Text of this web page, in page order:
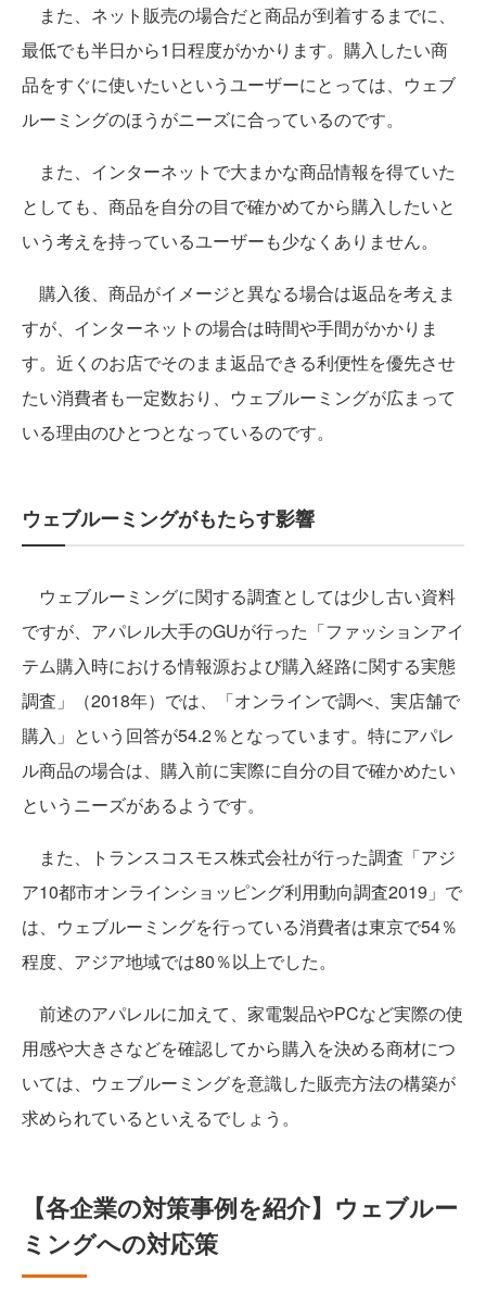
また、ネット販売の場合だと商品が到着するまでに、
最低でも半日から1日程度がかかります。購入したい商
品をすぐに使いたいというユーザーにとっては、ウェブ
ルーミングのほうがニーズに合っているのです。
また、インターネットで大まかな商品情報を得ていた
としても、商品を自分の目で確かめてから購入したいと
いう考えを持っているユーザーも少なくありません。
購入後、商品がイメージと異なる場合は返品を考えま
すが、インターネットの場合は時間や手間がかかりま
す。近くのお店でそのまま返品できる利便性を優先させ
たい消費者も一定数おり、ウェブルーミングが広まって
いる理由のひとつとなっているのです。
ウェブルーミングがもたらす影響
ウェブルーミングに関する調査としては少し古い資料
ですが、アパレル大手のGUが行った「ファッションアイ
テム購入時における情報源および購入経路に関する実態
調査」（2018年）では、「オンラインで調べ、実店舗で
購入」という回答が54.2％となっています。特にアパレ
ル商品の場合は、購入前に実際に自分の目で確かめたい
というニーズがあるようです。
また、トランスコスモス株式会社が行った調査「アジ
ア10都市オンラインショッピング利用動向調査2019」で
は、ウェブルーミングを行っている消費者は東京で54％
程度、アジア地域では80％以上でした。
前述のアパレルに加えて、家電製品やPCなど実際の使
用感や大きさなどを確認してから購入を決める商材につ
いては、ウェブルーミングを意識した販売方法の構築が
求められているといえるでしょう。
【各企業の対策事例を紹介】ウェブルー
ミングへの対応策